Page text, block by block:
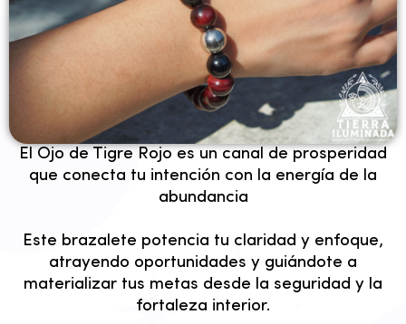
✦ Abundancia ✦
El Ojo de Tigre Rojo es un canal de prosperidad
que conecta tu intención con la energía de la
abundancia
Este brazalete potencia tu claridad y enfoque,
atrayendo oportunidades y guiándote a
materializar tus metas desde la seguridad y la
fortaleza interior.